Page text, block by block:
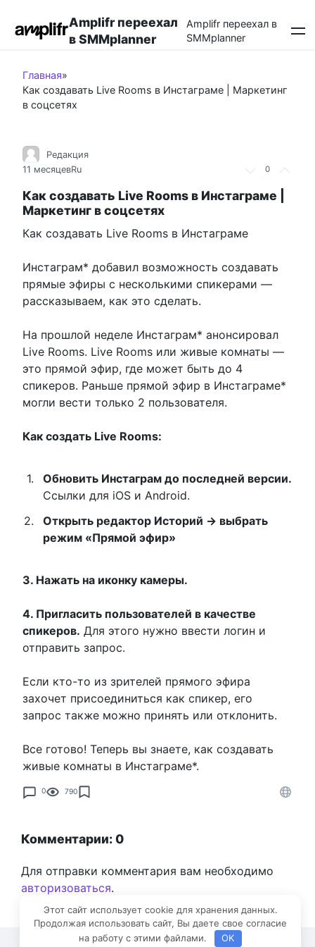
контенту
Amplifr переехал
в SMMplanner
Amplifr переехал в
SMMplanner
Главная»
Как создавать Live Rooms в Инстаграме | Маркетинг
в соцсетях
0
Редакция
11 месяцевRu
Как создавать Live Rooms в Инстаграме |
Маркетинг в соцсетях
Как создавать Live Rooms в Инстаграме
Инстаграм* добавил возможность создавать
прямые эфиры с несколькими спикерами —
рассказываем, как это сделать.
На прошлой неделе Инстаграм* анонсировал
Live Rooms. Live Rooms или живые комнаты —
это прямой эфир, где может быть до 4
спикеров. Раньше прямой эфир в Инстаграме*
могли вести только 2 пользователя.
Как создать Live Rooms:
Обновить Инстаграм до последней версии.
Ссылки для iOS и Android.
Открыть редактор Историй → выбрать
режим «Прямой эфир»
3. Нажать на иконку камеры.
4. Пригласить пользователей в качестве
спикеров. Для этого нужно ввести логин и
отправить запрос.
Если кто-то из зрителей прямого эфира
захочет присоединиться как спикер, его
запрос также можно принять или отклонить.
Все готово! Теперь вы знаете, как создавать
живые комнаты в Инстаграме*.
0 790
Комментарии: 0
Для отправки комментария вам необходимо
авторизоваться.
Этот сайт использует cookie для хранения данных.
Продолжая использовать сайт, Вы даете свое согласие
на работу с этими файлами.
OK